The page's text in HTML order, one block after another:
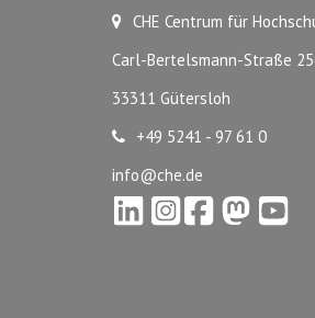
CHE Centrum für
Carl-Bertelsmann-Straße
33311 Gütersloh
+49 5241 - 97 61 0
info@che.de